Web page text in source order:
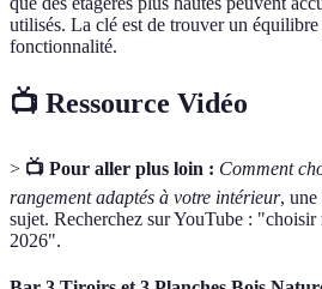
utilisés. La clé est de trouver un
fonctionnalité.
📺 Ressource Vidéo
> 📺 Pour aller plus loin : Comment
rangement adaptés à votre intérieur, une
sujet. Recherchez sur YouTube : "choisir
2026".